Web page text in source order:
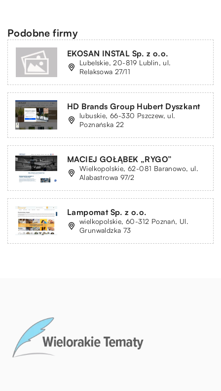
Podobne firmy
EKOSAN INSTAL Sp. z o.o.
Lubelskie, 20-819 Lublin, ul.
Relaksowa 27/11
HD Brands Group Hubert Dyszkant
lubuskie, 66-330 Pszczew, ul.
Poznańska 22
MACIEJ GOŁĄBEK „RYGO”
Wielkopolskie, 62-081 Baranowo, ul.
Alabastrowa 97/2
Lampomat Sp. z o.o.
wielkopolskie, 60-312 Poznań, Ul.
Grunwaldzka 73